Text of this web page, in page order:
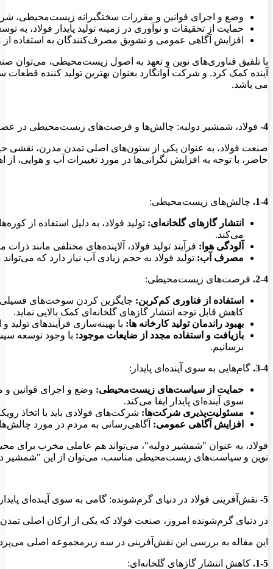
وضع و اجرای قوانین و مقررات سختگیرانه زیست‌محیطی،
حمایت از تحقیقات و نوآوری در زمینه تولید پایدار فولاد،
افزایش آگاهی عمومی و تشویق مصرف‌کنندگان به استفاده
با تلفیق فناوری‌های نوین و تعهد به اصول زیست‌محیطی، می‌توان
آینده کمک کرد. و شرکت آوانگارد بعنوان بهترین تولید کننده
می باشد.
4- فولاد، شمشیر دولبه: چالش‌ها و فرصت‌های زیست‌محیطی در
صنعت فولاد، به عنوان یکی از ستون‌های اصلی تمدن مدرن، نقشی
حاضر، با توجه به افزایش نگرانی‌ها در مورد تغییرات آب و هوایی، از
1-4. چالش‌های زیست‌محیطی:
انتشار گازهای گلخانه‌ای: تولید فولاد، به دلیل استفاده از
می‌کند.
آلودگی هوا: فرآیند تولید فولاد، آلاینده‌های مختلفی
مصرف آب: تولید فولاد به حجم زیادی آب نیاز دارد که
2-4. فرصت‌های زیست‌محیطی:
استفاده از فناوری‌ کم‌کربن: جایگزین کردن سوخت‌های فسیلی
کاهش قابل توجه انتشار گازهای گلخانه‌ای کمک بالایی نماید.
بهبود راندمان تولید کارخانه ها: با بهینه‌سازی فرآیندهای
بازیافت و استفاده مجدد از ضایعات موجود: با وجود توسعه
برسانیم.
3-4. گام‌هایی به سوی آینده‌ای پایدار:
حمایت از سیاست‌های زیست‌محیطی: وضع و اجرای قوانین و
سوی آینده‌ای پایدار ایفا می‌کند.
مسئولیت‌پذیری شرکت‌ها: شرکت‌های فولادی باید با اتخاذ
افزایش آگاهی عمومی: آگاهی‌رسانی به مردم در مورد
فولاد، به عنوان "شمشیر دولبه"، می‌تواند هم عاملی مخرب برای
نوین و سیاست‌های زیست‌محیطی مناسب، می‌توان از این "شمشیر
5- نقش‌آفرینی فولاد در دنیای گرم‌شونده: گامی به سوی آینده‌ای
در دنیای گرم‌شونده امروز، صنعت فولاد که یکی از ارکان اصلی
این مقاله به بررسی این نقش‌آفرینی در سه زیرمجموعه اصلی
1-5. کاهش انتشار گازهای گلخانه‌ای: